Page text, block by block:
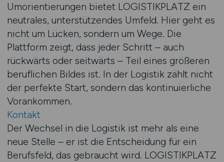
Umorientierungen bietet LOGISTIKPLATZ ein
neutrales, unterstützendes Umfeld. Hier geht es
nicht um Lücken, sondern um Wege. Die
Plattform zeigt, dass jeder Schritt – auch
rückwärts oder seitwärts – Teil eines größeren
beruflichen Bildes ist. In der Logistik zählt nicht
der perfekte Start, sondern das kontinuierliche
Vorankommen.
Kontakt
Der Wechsel in die Logistik ist mehr als eine
neue Stelle – er ist die Entscheidung für ein
Berufsfeld, das gebraucht wird. LOGISTIKPLATZ